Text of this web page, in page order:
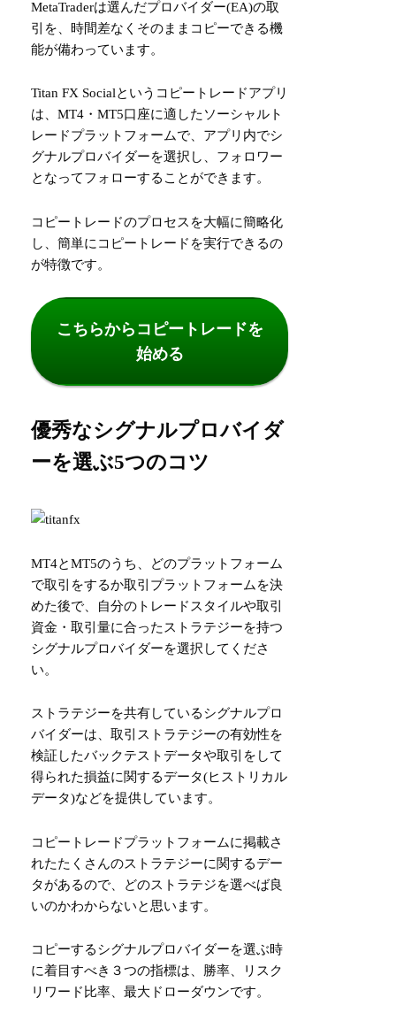
MetaTraderは選んだプロバイダー(EA)の取
引を、時間差なくそのままコピーできる機
能が備わっています。
Titan FX Socialというコピートレードアプリ
は、MT4・MT5口座に適したソーシャルト
レードプラットフォームで、アプリ内でシ
グナルプロバイダーを選択し、フォロワー
となってフォローすることができます。
コピートレードのプロセスを大幅に簡略化
し、簡単にコピートレードを実行できるの
が特徴です。
こちらからコピートレードを
始める
優秀なシグナルプロバイダ
ーを選ぶ5つのコツ
MT4とMT5のうち、どのプラットフォーム
で取引をするか取引プラットフォームを決
めた後で、自分のトレードスタイルや取引
資金・取引量に合ったストラテジーを持つ
シグナルプロバイダーを選択してくださ
い。
ストラテジーを共有しているシグナルプロ
バイダーは、取引ストラテジーの有効性を
検証したバックテストデータや取引をして
得られた損益に関するデータ(ヒストリカル
データ)などを提供しています。
コピートレードプラットフォームに掲載さ
れたたくさんのストラテジーに関するデー
タがあるので、どのストラテジを選べば良
いのかわからないと思います。
コピーするシグナルプロバイダーを選ぶ時
に着目すべき３つの指標は、勝率、リスク
リワード比率、最大ドローダウンです。